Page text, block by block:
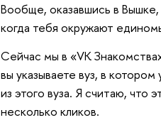
Вообще, оказавшись в
когда тебя окружают
Сейчас мы в «VK
вы указываете вуз, в
из этого вуза. Я считаю, что
несколько кликов.